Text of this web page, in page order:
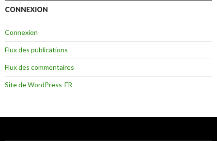
CONNEXION
Connexion
Flux des publications
Flux des commentaires
Site de WordPress-FR